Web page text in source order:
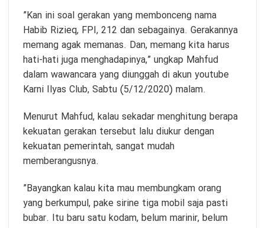
”Kan ini soal gerakan yang membonceng nama
Habib Rizieq, FPI, 212 dan sebagainya. Gerakannya
memang agak memanas. Dan, memang kita harus
hati-hati juga menghadapinya,” ungkap Mahfud
dalam wawancara yang diunggah di akun youtube
Karni Ilyas Club, Sabtu (5/12/2020) malam.
Menurut Mahfud, kalau sekadar menghitung berapa
kekuatan gerakan tersebut lalu diukur dengan
kekuatan pemerintah, sangat mudah
memberangusnya.
”Bayangkan kalau kita mau membungkam orang
yang berkumpul, pake sirine tiga mobil saja pasti
bubar. Itu baru satu kodam, belum marinir, belum